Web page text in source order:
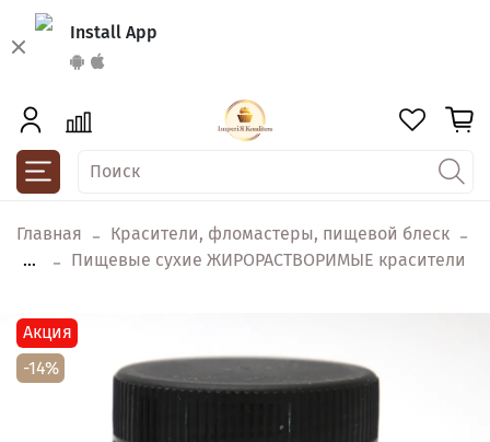
Install App
Главная
Красители, фломастеры, пищевой блеск
...
Пищевые сухие ЖИРОРАСТВОРИМЫЕ красители
Акция
-14%